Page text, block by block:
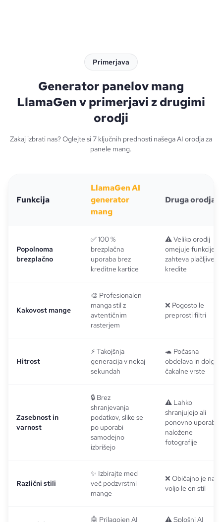
Primerjava
Generator panelov mang
LlamaGen v primerjavi z drugimi
orodji
Zakaj izbrati nas? Oglejte si 7 ključnih prednosti našega AI orodja za
panele mang.
Funkcija
LlamaGen AI
generator
mang
Druga orodja
Popolnoma
brezplačno
✅ 100 %
brezplačna
uporaba brez
kreditne kartice
⚠️ Veliko orodij
omejuje funkcije
zahteva plačljive
kredite
Kakovost mange
🎨 Profesionalen
manga stil z
avtentičnim
rasterjem
❌ Pogosto le
preprosti filtri
Hitrost
⚡ Takojšnja
generacija v nekaj
sekundah
🐢 Počasna
obdelava in dolge
čakalne vrste
Zasebnost in
varnost
🔒 Brez
shranjevanja
podatkov, slike se
po uporabi
samodejno
izbrišejo
⚠️ Lahko
shranjujejo ali
ponovno uporabijo
naložene
fotografije
Različni stili
✨ Izbirajte med
več podzvrstmi
mange
❌ Običajno je na
voljo le en stil
🤖 Prilagojen AI ⚠️ Splošni AI